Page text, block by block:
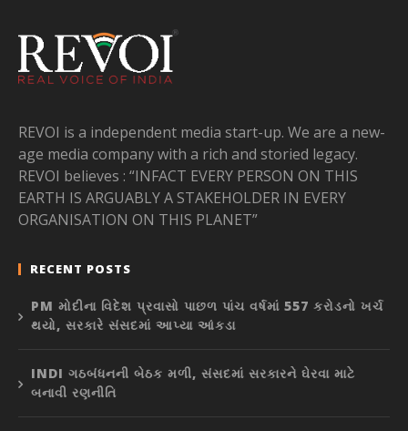
REVOI is a independent media start-up. We are a new-
age media company with a rich and storied legacy.
REVOI believes : “INFACT EVERY PERSON ON THIS
EARTH IS ARGUABLY A STAKEHOLDER IN EVERY
ORGANISATION ON THIS PLANET”
RECENT POSTS
PM મોદીના વિદેશ પ્રવાસો પાછળ પાંચ વર્ષમાં 557 કરોડનો ખર્ચ
થયો, સરકારે સંસદમાં આપ્યા આંકડા
INDI ગઠબંધનની બેઠક મળી, સંસદમાં સરકારને ઘેરવા માટે
બનાવી રણનીતિ